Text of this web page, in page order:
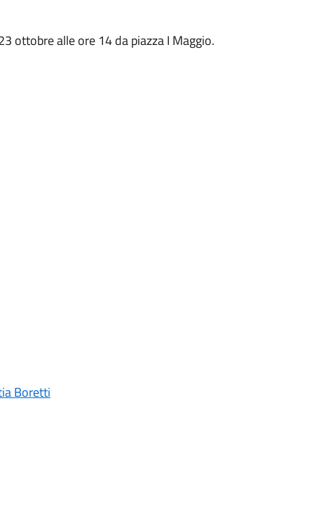
ottobre alle ore 14 da piazza I Maggio.
Boretti